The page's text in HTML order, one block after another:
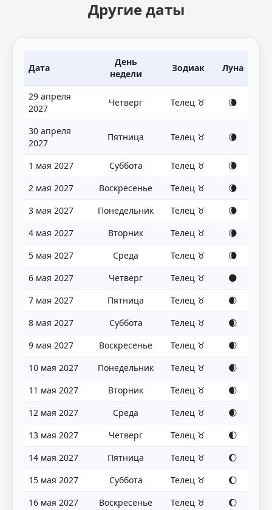
Другие даты
Дата
День
недели
Зодиак Луна
29 апреля
2027
Четверг Телец ♉ 🌘
30 апреля
2027
Пятница Телец ♉ 🌘
1 мая 2027 Суббота Телец ♉
🌘
2 мая 2027
Воскресенье Телец ♉
🌘
3 мая 2027
Понедельник Телец ♉
🌘
4 мая 2027
Вторник Телец ♉
🌘
5 мая 2027
Среда Телец ♉
🌘
6 мая 2027
Четверг Телец ♉
🌑
7 мая 2027
Пятница Телец ♉
🌒
8 мая 2027
Суббота Телец ♉
🌒
9 мая 2027
Воскресенье Телец ♉
🌒
10 мая 2027
Понедельник Телец ♉
🌒
11 мая 2027
Вторник Телец ♉
🌒
12 мая 2027
Среда Телец ♉
🌒
13 мая 2027
Четверг Телец ♉
🌓
14 мая 2027
Пятница Телец ♉
🌔
15 мая 2027
Суббота Телец ♉
🌔
16 мая 2027
Воскресенье Телец ♉
🌔